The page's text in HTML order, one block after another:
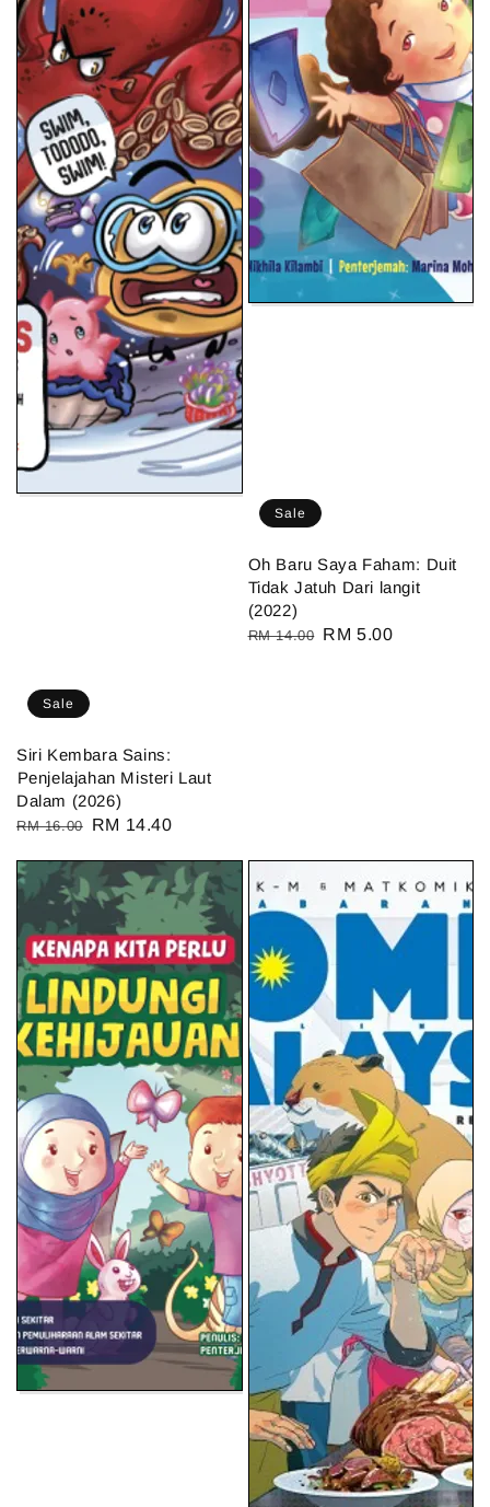
Sale
Siri Kembara Sains:
⁠Penjelajahan Misteri Laut
Dalam (2026)
Regular
RM 16.00
Sale
RM 14.40
Sale
Oh Baru Saya Faham: Duit
Tidak Jatuh Dari langit
(2022)
Regular
RM 14.00 Sale
RM 5.00